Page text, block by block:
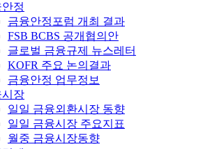
정
금융안정포럼 개최 결과
FSB BCBS 공개협의안
글로벌 금융규제 뉴스레터
KOFR 주요 논의결과
금융안정 업무정보
시장
일일 금융외환시장 동향
일일 금융시장 주요지표
월중 금융시장동향